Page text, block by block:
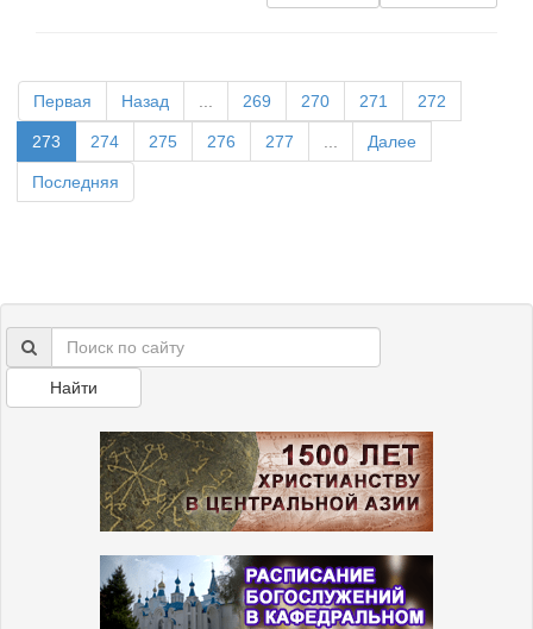
Первая Назад 269 270 271 272
273 274 275 276 277 Далее
Последняя
Найти